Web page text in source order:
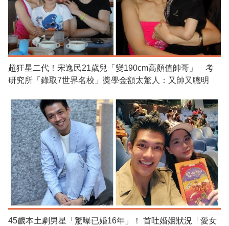
超狂星二代！宋逸民21歲兒「變190cm高顏值帥哥」 考
研究所「錄取7世界名校」獎學金額太驚人：又帥又聰明
45歲本土劇男星「驚曝已婚16年」！ 首吐婚姻狀況「愛女